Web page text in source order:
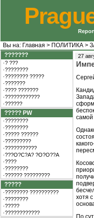
Вы на: Главная > ПОЛИТИКА >
???????
·? ???
·????????
·???????? ?????
·???????
·???? ???????
·????????????
·??????
????? PW
·????????
·????????
·????? ??????
·?????????
·???????????
·???O?C?A? ?O?O??A
·????
·????????
·?????? ?????????
?????
·???????? ??????????
·????????
·?????
·????????????
27
самой
хотя
По